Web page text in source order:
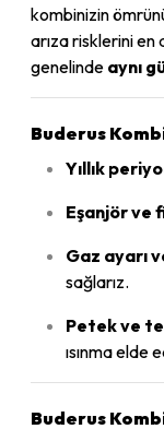
kombinizin
arıza risklerini
genelinde aynı
Buderus
Yıllık
Eşanjör ve
Gaz ayarı
sağlarız.
Petek ve
ısınma elde
Buderus